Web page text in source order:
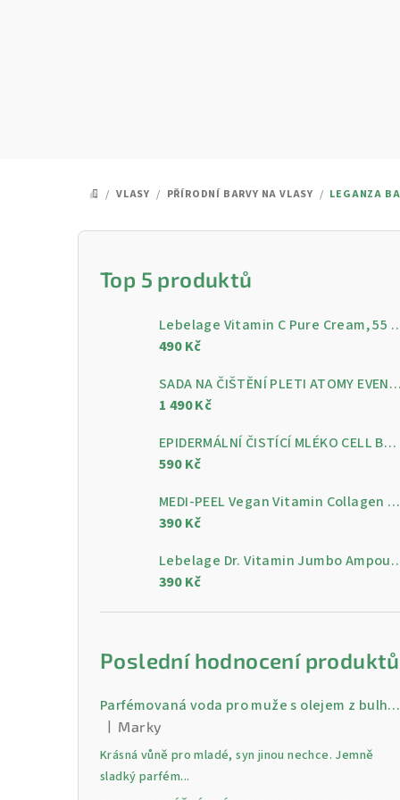
DOMŮ
/ VLASY / PŘÍRODNÍ BARVY NA VLASY / LEGANZA
P
Top 5 produktů
Lebelage Vitamin C Pure Cream, 55
490 Kč
SADA NA ČIŠTĚNÍ PLETI ATOMY EVENING CARE - 4 KROKY PRO ČISTOU A ZÁŘIVOU PLEŤ
1 490 Kč
EPIDERMÁLNÍ ČISTÍCÍ MLÉKO CELL BY CELL Epidermal Cleansing Milk 200 ml
590 Kč
MEDI-PEEL Vegan Vitamin Collagen Clear, 300 ml
390 Kč
Lebelage Dr. Vitamin
390 Kč
Poslední hodnocení produktů
Parfémovaná voda pro muže s olejem z bulharské růži Gold 30 ml
Hodnocení produktu je 5 z 5 hvězdiček.
Marky
Krásná vůně pro mladé, syn jinou nechce. Jemně
sladký parfém...